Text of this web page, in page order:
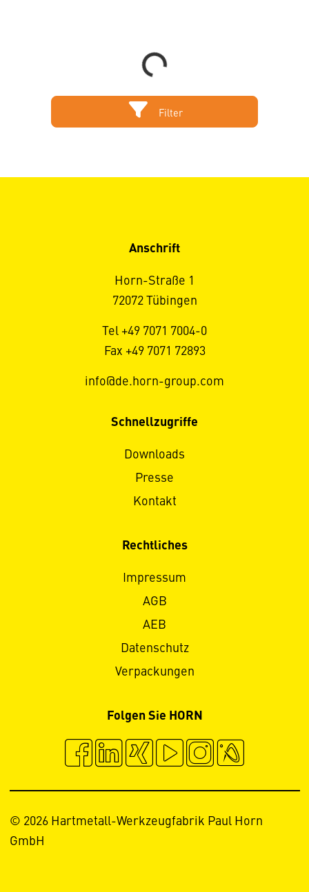
Loading...
Filter
Anschrift
Horn-Straße 1
72072 Tübingen
Tel +49 7071 7004-0
Fax +49 7071 72893
info@de.horn-group.com
Schnellzugriffe
Downloads
Presse
Kontakt
Rechtliches
Impressum
AGB
AEB
Datenschutz
Verpackungen
Folgen Sie HORN
© 2026 Hartmetall-Werkzeugfabrik Paul Horn
GmbH